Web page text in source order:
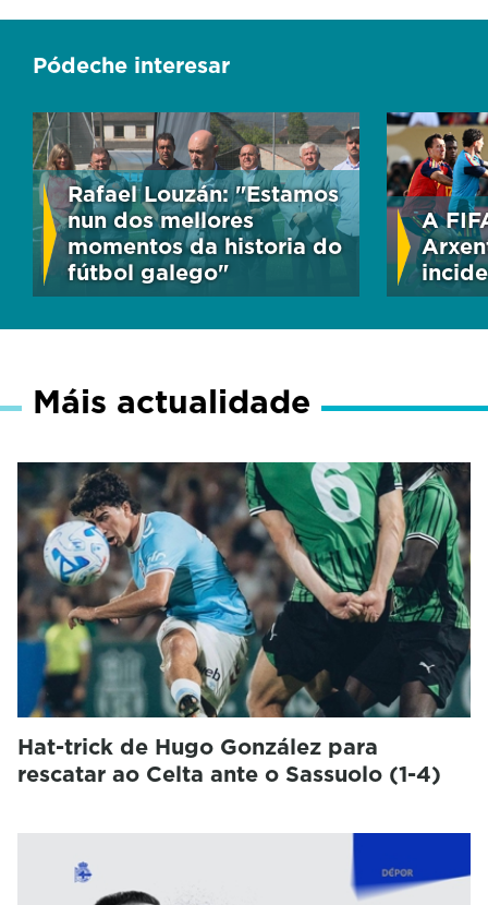
Pódeche interesar
Rafael Louzán: "Estamos
nun dos mellores
momentos da historia do
fútbol galego"
A
Máis actualidade
Hat-trick de Hugo González para
rescatar ao Celta ante o Sassuolo (1-4)